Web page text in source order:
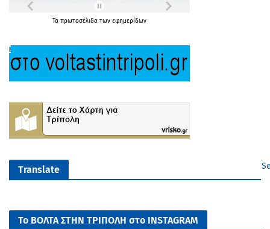
Τα πρωτοσέλιδα των εφημερίδων
Translate
Το ΒΟΛΤΑ ΣΤΗΝ ΤΡΙΠΟΛΗ στο INSTAGRAM